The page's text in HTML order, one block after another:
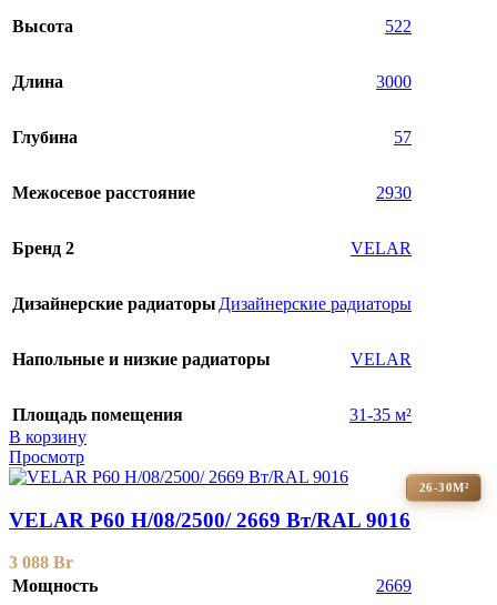
Высота 522
Длина 3000
Глубина 57
Межосевое расстояние 2930
Бренд 2 VELAR
Дизайнерские радиаторы Дизайнерские радиаторы
Напольные и низкие радиаторы VELAR
Площадь помещения
31-35 м²
В корзину
Просмотр
26-30М²
VELAR P60 H/08/2500/ 2669 Bт/RAL 9016
3 088 Br
Мощность
2669